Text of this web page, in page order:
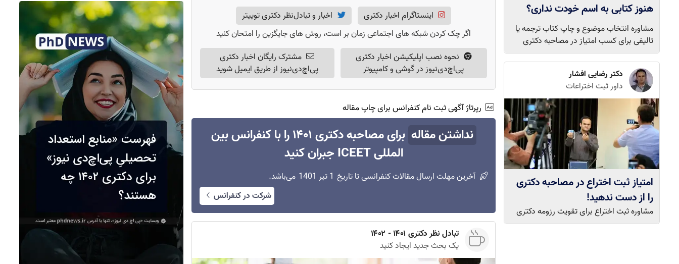
اینستاگرام اخبار دکتری
اخبار و تبادل‌نظر دکتریتوییتر
اگر چک کردن شبکه های اجتماعی زمان بر است، روش های جایگزین را امتحان کنید
نحوه نصب اپلیکیشن اخبار دکتری
پی‌اچ‌دی‌نیوز در گوشی و کامپیوتر
مشترک رایگان اخبار دکتری
پی‌اچ‌دی‌نیوز از طریق ایمیل شوید
رپرتاژ آگهی ثبت نام کنفرانس برای چاپ مقاله
نداشتن مقاله
برای مصاحبه دکتری ۱۴۰۱ را با کنفرانس بین
المللی ICEET جبران کنید
آخرین مهلت ارسال مقالات کنفرانسی تا تاریخ 1 تیر 1401
می‌باشد.
شرکت در کنفرانس
تبادل نظر دکتری ۱۴۰۱ - ۱۴۰۲
یک بحث جدید ایجاد کنید
هنوز کتابی به اسم خودت نداری؟
مشاوره انتخاب موضوع و چاپ کتاب ترجمه یا
تالیفی برای کسب امتیاز در مصاحبه دکتری
دکتر رضایی افشار
داور ثبت اختراعات
امتیاز ثبت اختراع در مصاحبه دکتری
را از دست ندهید!
مشاوره ثبت اختراع برای تقویت رزومه دکتری